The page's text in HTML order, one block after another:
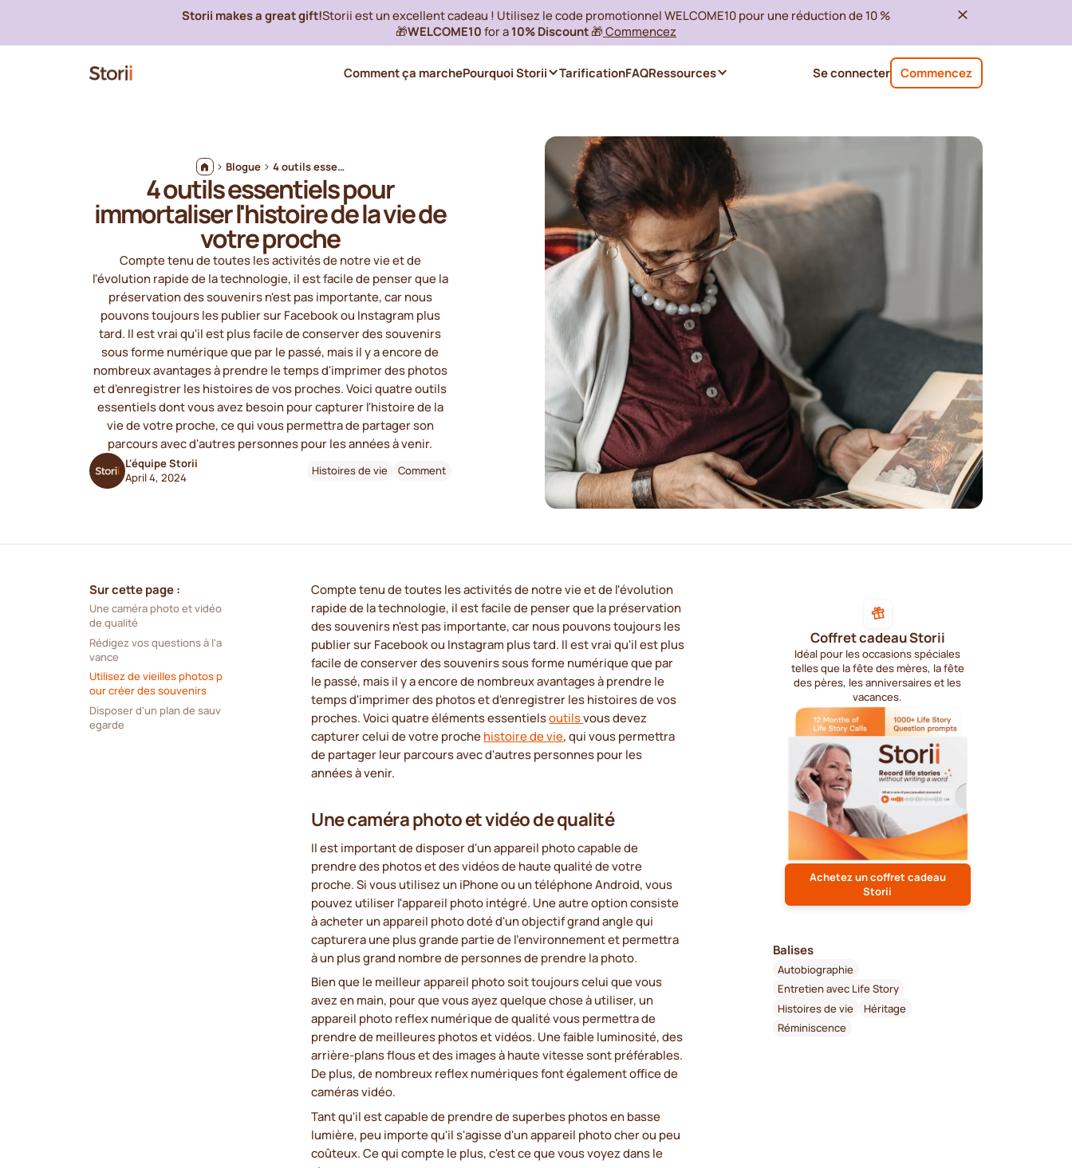
Storii makes a great gift!Storii est un excellent cadeau ! Utilisez le code promotionnel WELCOME10 pour une réduction de 10 %
🎁WELCOME10 for a10% Discount 🎁 Commencez
Se connecter Commencez
Comment ça marchePourquoi Storii TarificationFAQRessources
Blogue 4 outils essentiels pour immortaliser l'histoire de la vie de votre proche
4 outils essentiels pour
immortaliser l'histoire de la vie de
votre proche
Compte tenu de toutes les activités de notre vie et de
l'évolution rapide de la technologie, il est facile de penser que la
préservation des souvenirs n'est pas importante, car nous
pouvons toujours les publier sur Facebook ou Instagram plus
tard. Il est vrai qu'il est plus facile de conserver des souvenirs
sous forme numérique que par le passé, mais il y a encore de
nombreux avantages à prendre le temps d'imprimer des photos
et d'enregistrer les histoires de vos proches. Voici quatre outils
essentiels dont vous avez besoin pour capturer l'histoire de la
vie de votre proche, ce qui vous permettra de partager son
parcours avec d'autres personnes pour les années à venir.
L'équipe Storii
April 4, 2024
Histoires de vie Comment
Sur cette page :
Une caméra photo et vidéo
de qualité
Rédigez vos questions à l'a
vance
Utilisez de vieilles photos p
our créer des souvenirs
Disposer d'un plan de sauv
egarde
Compte tenu de toutes les activités de notre vie et de l'évolution
rapide de la technologie, il est facile de penser que la préservation
des souvenirs n'est pas importante, car nous pouvons toujours les
publier sur Facebook ou Instagram plus tard. Il est vrai qu'il est plus
facile de conserver des souvenirs sous forme numérique que par
le passé, mais il y a encore de nombreux avantages à prendre le
temps d'imprimer des photos et d'enregistrer les histoires de vos
proches. Voici quatre éléments essentielsoutilsvous devez
capturer celui de votre proche histoire de vie, qui vous permettra
de partager leur parcours avec d'autres personnes pour les
années à venir.
Une caméra photo et vidéo de qualité
Il est important de disposer d'un appareil photo capable de
prendre des photos et des vidéos de haute qualité de votre
proche. Si vous utilisez un iPhone ou un téléphone Android, vous
pouvez utiliser l'appareil photo intégré. Une autre option consiste
à acheter un appareil photo doté d'un objectif grand angle qui
capturera une plus grande partie de l'environnement et permettra
à un plus grand nombre de personnes de prendre la photo.
Bien que le meilleur appareil photo soit toujours celui que vous
avez en main, pour que vous ayez quelque chose à utiliser, un
appareil photo reflex numérique de qualité vous permettra de
prendre de meilleures photos et vidéos. Une faible luminosité, des
arrière-plans flous et des images à haute vitesse sont préférables.
De plus, de nombreux reflex numériques font également office de
caméras vidéo.
Tant qu'il est capable de prendre de superbes photos en basse
lumière, peu importe qu'il s'agisse d'un appareil photo cher ou peu
coûteux. Ce qui compte le plus, c'est ce que vous voyez dans le
Coffret cadeau Storii
Idéal pour les occasions spéciales
telles que la fête des mères, la fête
des pères, les anniversaires et les
vacances.
Achetez un coffret cadeau
Storii
Balises
Autobiographie
Entretien avec Life Story
Histoires de vie
Héritage
Réminiscence